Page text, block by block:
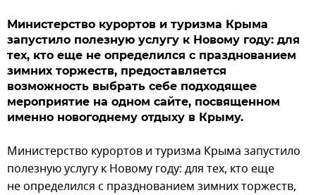
Министерство курортов и туризма Крыма
запустило полезную услугу к Новому году: для
тех, кто еще не определился с празднованием
зимних торжеств, предоставляется
возможность выбрать себе подходящее
мероприятие на одном сайте, посвященном
именно новогоднему отдыху в Крыму.
Министерство курортов и туризма Крыма запустило
полезную услугу к Новому году: для тех, кто еще
не определился с празднованием зимних торжеств,